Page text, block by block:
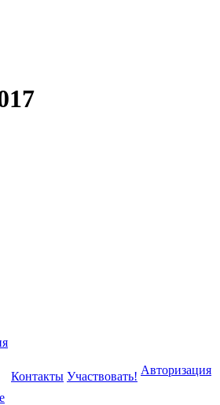
Контакты Участвовать! Авторизация